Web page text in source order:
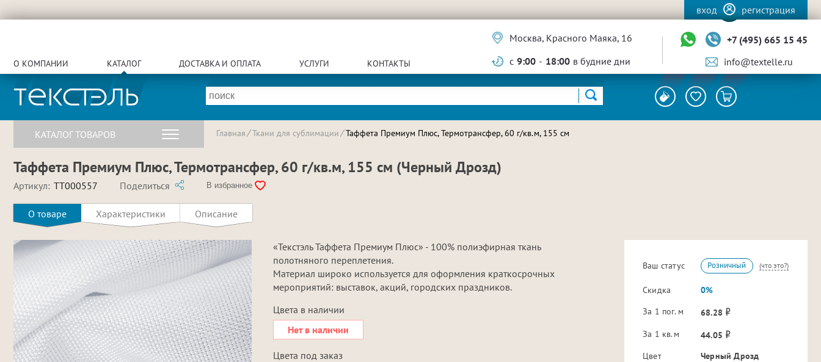
вход регистрация
О КОМПАНИИ КАТАЛОГ ДОСТАВКА И ОПЛАТА УСЛУГИ КОНТАКТЫ
Москва, Красного Маяка, 16
с 9:00 - 18:00 в будние дни
+7 (495) 665 15 45
info@textelle.ru
КАТАЛОГ ТОВАРОВ Главная Ткани для сублимации Таффета Премиум Плюс, Термотрансфер, 60 г/кв.м, 155 см
Таффета Премиум Плюс, Термотрансфер, 60 г/кв.м, 155 см (Черный Дрозд)
Артикул: TT000557 Поделиться В избранное
О товаре Характеристики Описание
«Текстэль Таффета Премиум Плюс» - 100% полиэфирная ткань
полотняного переплетения.
Материал широко используется для оформления краткосрочных
мероприятий: выставок, акций, городских праздников.
Цвета в наличии
Нет в наличии
Цвета под заказ
Ваш статус Розничный (что это?)
Скидка
0%
За 1 пог. м
68.28
За 1 кв.м
44.05
Цвет
Черный Дрозд